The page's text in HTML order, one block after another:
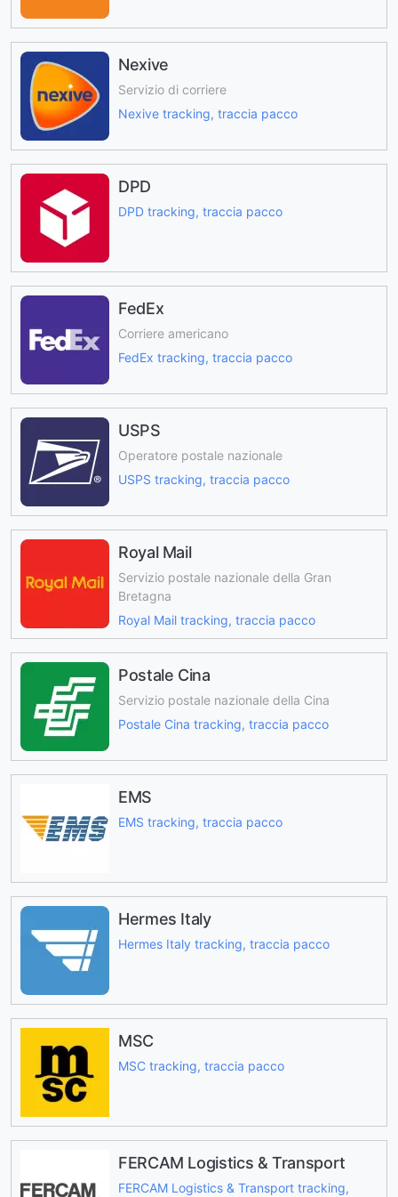
Nexive
Servizio di corriere
Nexive tracking, traccia pacco
DPD
DPD tracking, traccia pacco
FedEx
Corriere americano
FedEx tracking, traccia pacco
USPS
Operatore postale nazionale
USPS tracking, traccia pacco
Royal Mail
Servizio postale nazionale della Gran
Bretagna
Royal Mail tracking, traccia pacco
Postale Cina
Servizio postale nazionale della Cina
Postale Cina tracking, traccia pacco
EMS
EMS tracking, traccia pacco
Hermes Italy
Hermes Italy tracking, traccia pacco
MSC
MSC tracking, traccia pacco
FERCAM Logistics & Transport
FERCAM Logistics & Transport tracking,